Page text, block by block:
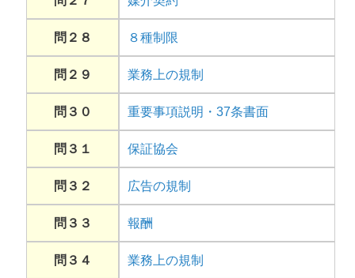
問２８ ８種制限
問２９ 業務上の規制
問３０ 重要事項説明・37条書面
問３１ 保証協会
問３２ 広告の規制
問３３ 報酬
問３４ 業務上の規制